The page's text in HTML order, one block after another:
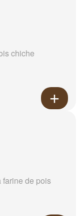
chiche
farine de pois